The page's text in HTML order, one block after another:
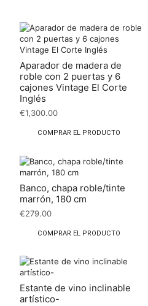
Aparador de madera de
roble con 2 puertas y 6
cajones Vintage El Corte
Inglés
€1,300.00
COMPRAR EL PRODUCTO
Banco, chapa roble/tinte
marrón, 180 cm
€279.00
COMPRAR EL PRODUCTO
Estante de vino inclinable
artístico-